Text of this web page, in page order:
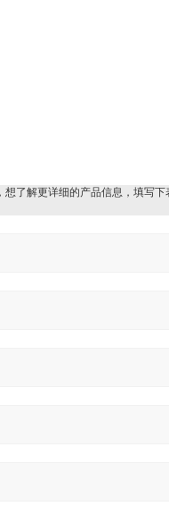
想了解更详细的产品信息，填写下